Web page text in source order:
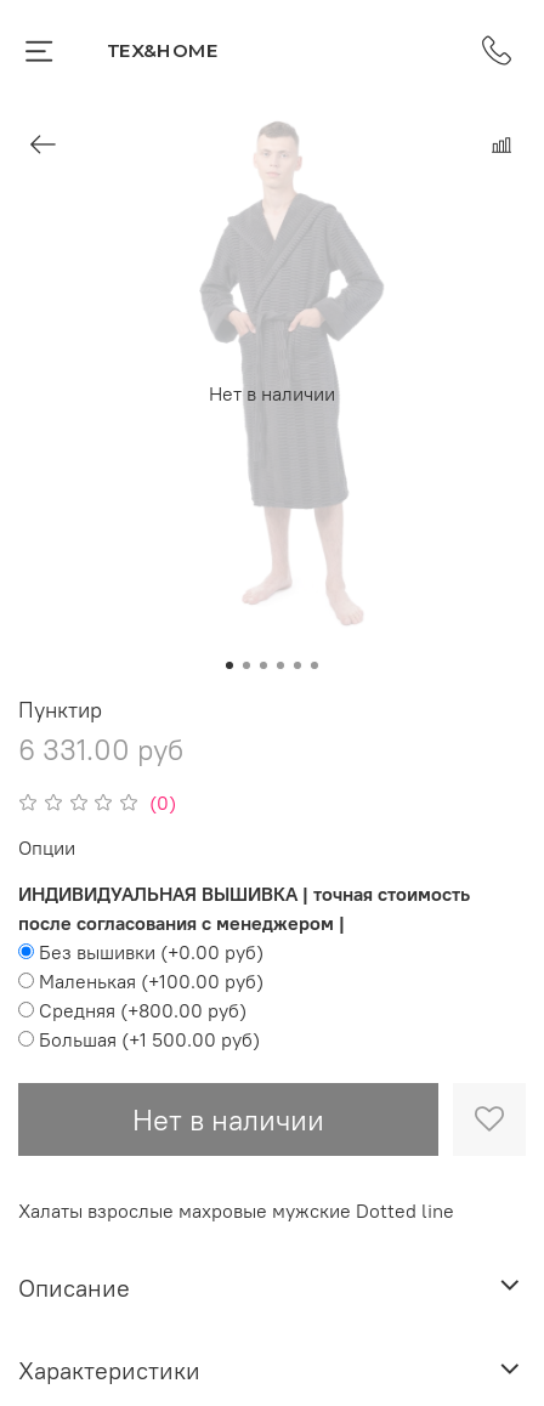
TEX&HOME
Нет в наличии
(0)
Пунктир
6 331.00 руб
Нет в наличии
Опции
ИНДИВИДУАЛЬНАЯ ВЫШИВКА | точная стоимость
после согласования с менеджером |
Без вышивки (+0.00 руб)
Маленькая (+100.00 руб)
Средняя (+800.00 руб)
Большая (+1 500.00 руб)
Халаты взрослые махровые мужские Dotted line
Описание
Характеристики